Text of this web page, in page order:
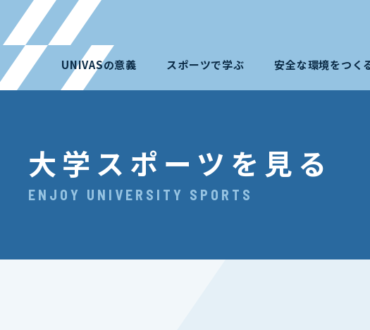
UNIVASの意義 スポーツで学ぶ 安全な環境をつく
大学スポーツを見る
ENJOY UNIVERSITY SPORTS